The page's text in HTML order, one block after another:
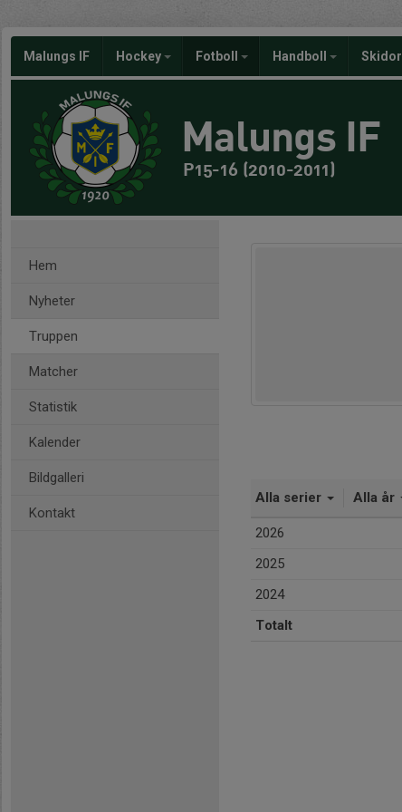
Malungs IF Hockey Fotboll Handboll Skidor
Malungs IF
P15-16 (2010-2011)
Hem
Nyheter
Truppen
Matcher
Statistik
Kalender
Bildgalleri
Kontakt
Alla serier Alla år
2026
2025
2024
Totalt